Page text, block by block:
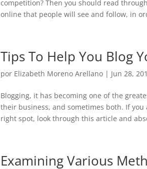
competition? Then you should read
online that people will see and follow, in
Tips To Help You Blog
por Elizabeth Moreno Arellano | Jun 28,
Blogging, it has becoming one of the
their business, and sometimes both. If
right spot, look through this article and
Examining Various